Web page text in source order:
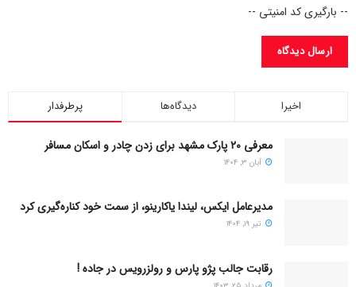
-- بارگیری کد امنیتی --
پرطرفدار دیدگاه‌ها اخیرا
معرفی ۲۰ پارک مشهد برای زدن چادر و اسکان مسافر
آبان ۳, ۱۴۰۴
مدیرعامل ایکس، لیندا یاکارینو، از سمت خود کناره‌گیری کرد
تیر ۱۹, ۱۴۰۴
رقابت جالب پژو پارس و رولزرویس در جاده !